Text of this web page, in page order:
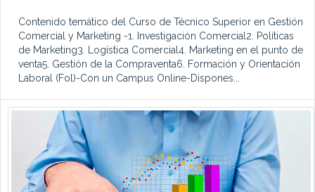
Contenido temático del Curso de Técnico Superior en Gestión
Comercial y Marketing -1. Investigación Comercial2. Políticas
de Marketing3. Logística Comercial4. Marketing en el punto de
venta5. Gestión de la Compraventa6. Formación y Orientación
Laboral (Fol)-Con un Campus Online-Dispones...